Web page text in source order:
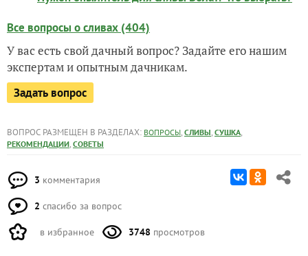
Все вопросы о сливах (404)
У вас есть свой дачный вопрос? Задайте его нашим
экспертам и опытным дачникам.
Задать вопрос
ВОПРОС РАЗМЕЩЕН В РАЗДЕЛАХ: ВОПРОСЫ, СЛИВЫ, СУШКА,
РЕКОМЕНДАЦИИ, СОВЕТЫ
3 комментария
2 спасибо за вопрос
в избранное 3748 просмотров